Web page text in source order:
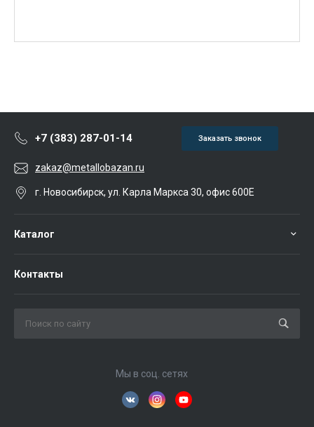
+7 (383) 287-01-14 Заказать звонок
zakaz@metallobazan.ru
г. Новосибирск, ул. Карла Маркса 30, офис 600Е
Каталог
Контакты
Мы в соц. сетях